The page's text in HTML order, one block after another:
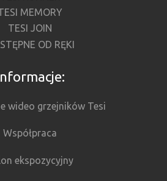
MEMORY
TESI JOIN
OD RĘKI
wideo grzejników Tesi
Współpraca
ekspozycyjny